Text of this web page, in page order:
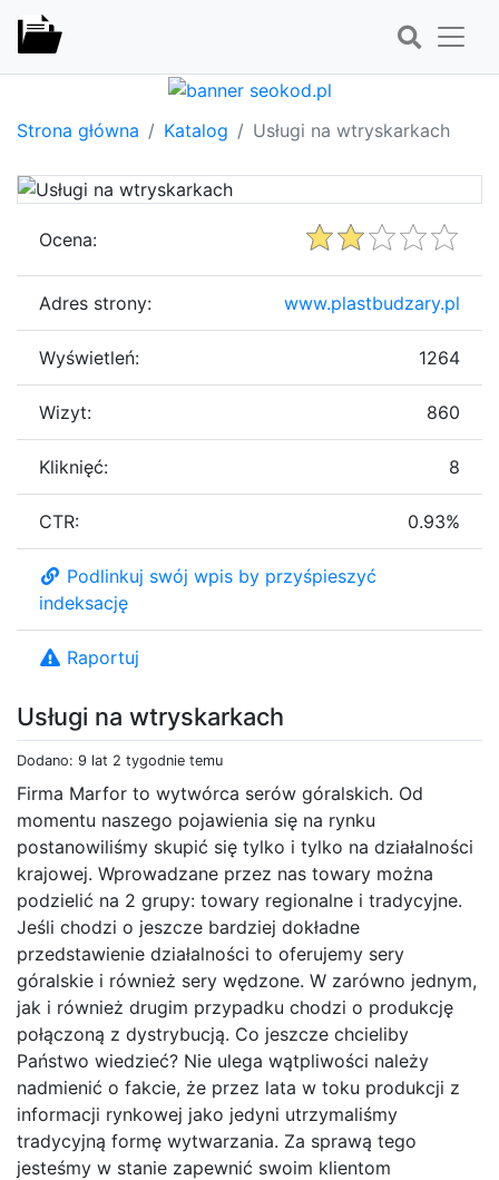
Strona główna Katalog Usługi na wtryskarkach
Usługi na wtryskarkach
Dodano: 9 lat 2 tygodnie temu
Firma Marfor to wytwórca serów góralskich. Od
momentu naszego pojawienia się na rynku
postanowiliśmy skupić się tylko i tylko na działalności
krajowej. Wprowadzane przez nas towary można
podzielić na 2 grupy: towary regionalne i tradycyjne.
Jeśli chodzi o jeszcze bardziej dokładne
przedstawienie działalności to oferujemy sery
góralskie i również sery wędzone. W zarówno jednym,
jak i również drugim przypadku chodzi o produkcję
połączoną z dystrybucją. Co jeszcze chcieliby
Państwo wiedzieć? Nie ulega wątpliwości należy
nadmienić o fakcie, że przez lata w toku produkcji z
informacji rynkowej jako jedyni utrzymaliśmy
tradycyjną formę wytwarzania. Za sprawą tego
jesteśmy w stanie zapewnić swoim klientom
Ocena:
Adres strony: www.plastbudzary.pl
Wyświetleń: 1264
Wizyt: 860
Kliknięć: 8
CTR: 0.93%
Podlinkuj swój wpis by przyśpieszyć
indeksację
Raportuj